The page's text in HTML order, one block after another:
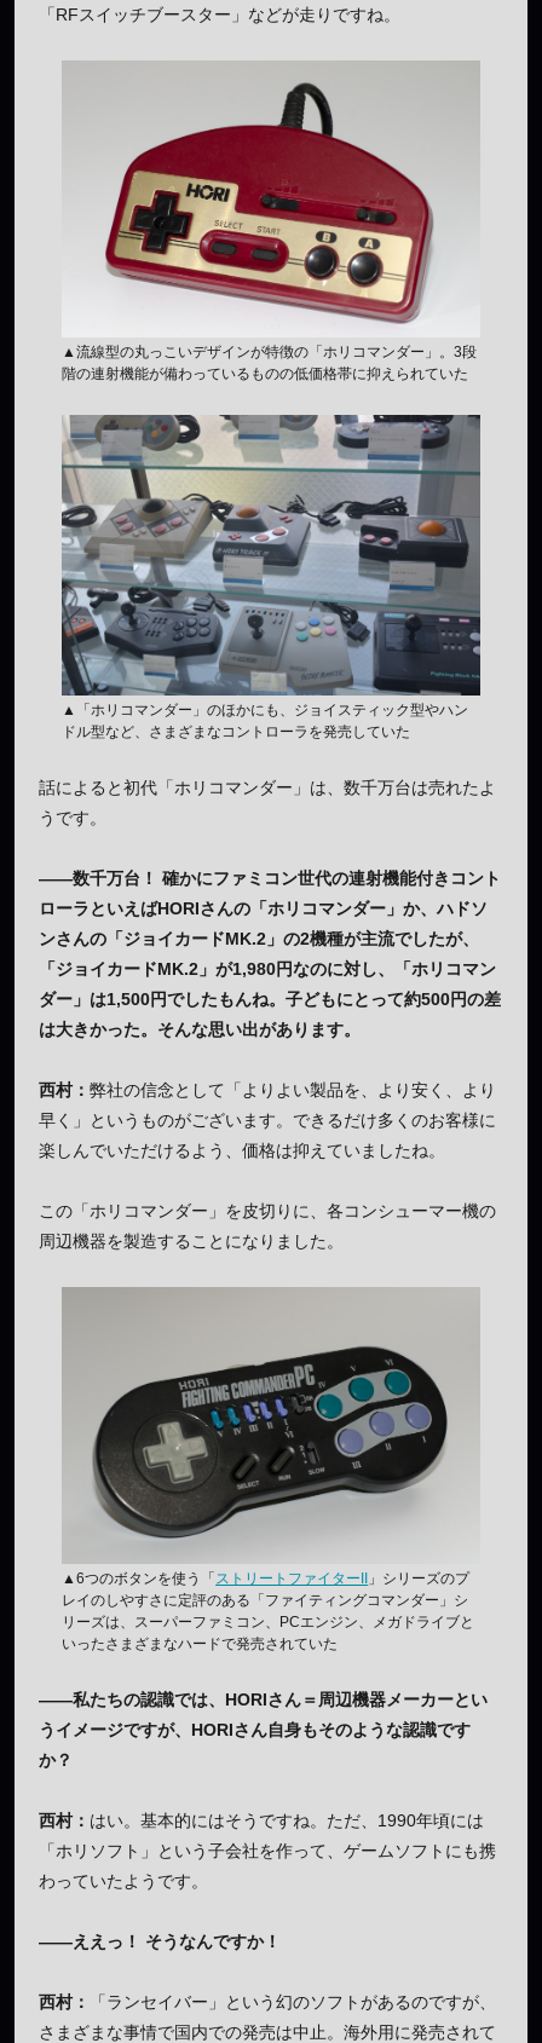
「RFスイッチブースター」などが走りですね。
▲流線型の丸っこいデザインが特徴の「ホリコマンダー」。3段
階の連射機能が備わっているものの低価格帯に抑えられていた
▲「ホリコマンダー」のほかにも、ジョイスティック型やハン
ドル型など、さまざまなコントローラを発売していた
話によると初代「ホリコマンダー」は、数千万台は売れたよ
うです。
——数千万台！ 確かにファミコン世代の連射機能付きコント
ローラといえばHORIさんの「ホリコマンダー」か、ハドソ
ンさんの「ジョイカードMK.2」の2機種が主流でしたが、
「ジョイカードMK.2」が1,980円なのに対し、「ホリコマン
ダー」は1,500円でしたもんね。子どもにとって約500円の差
は大きかった。そんな思い出があります。
西村： 弊社の信念として「よりよい製品を、より安く、より
早く」というものがございます。できるだけ多くのお客様に
楽しんでいただけるよう、価格は抑えていましたね。
この「ホリコマンダー」を皮切りに、各コンシューマー機の
周辺機器を製造することになりました。
▲6つのボタンを使う「 ストリートファイターII 」シリーズのプ
レイのしやすさに定評のある「ファイティングコマンダー」シ
リーズは、スーパーファミコン、PCエンジン、メガドライブと
いったさまざまなハードで発売されていた
——私たちの認識では、HORIさん＝周辺機器メーカーとい
うイメージですが、HORIさん自身もそのような認識です
か？
西村： はい。基本的にはそうですね。ただ、1990年頃には
「ホリソフト」という子会社を作って、ゲームソフトにも携
わっていたようです。
——ええっ！ そうなんですか！
西村：
「ランセイバー」という幻のソフトがあるのですが、
さまざまな事情で国内での発売は中止。海外用に発売されて